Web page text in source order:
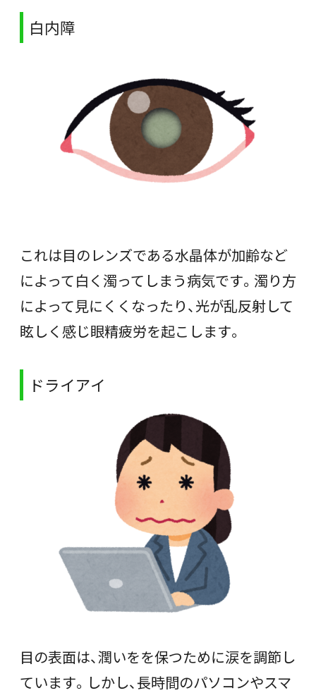
白内障
これは目のレンズである水晶体が加齢など
によって白く濁ってしまう病気です。濁り方
によって見にくくなったり、光が乱反射して
眩しく感じ眼精疲労を起こします。
ドライアイ
目の表面は、潤いをを保つために涙を調節し
ています。しかし、長時間のパソコンやスマ